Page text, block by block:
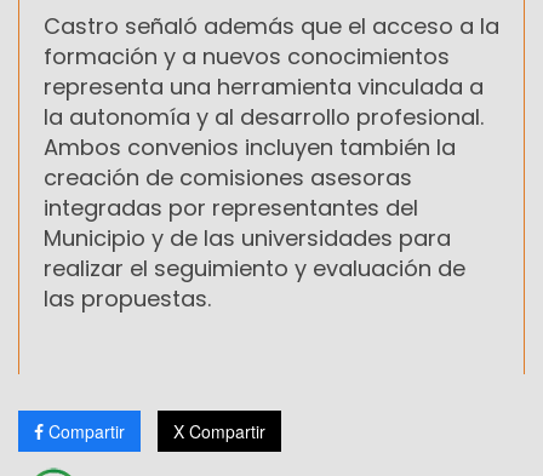
Castro señaló además que el acceso a la
formación y a nuevos conocimientos
representa una herramienta vinculada a
la autonomía y al desarrollo profesional.
Ambos convenios incluyen también la
creación de comisiones asesoras
integradas por representantes del
Municipio y de las universidades para
realizar el seguimiento y evaluación de
las propuestas.
Compartir X Compartir